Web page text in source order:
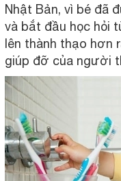
Nhật Bản, vì bé đã
và bắt đầu học hỏi
lên thành thạo hơn
giúp đỡ của người